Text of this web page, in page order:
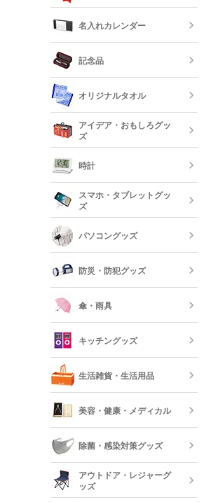
名入れカレンダー
記念品
オリジナルタオル
アイデア・おもしろグッ
ズ
時計
スマホ・タブレットグッ
ズ
パソコングッズ
防災・防犯グッズ
傘・雨具
キッチングッズ
生活雑貨・生活用品
美容・健康・メディカル
除菌・感染対策グッズ
アウトドア・レジャーグ
ッズ